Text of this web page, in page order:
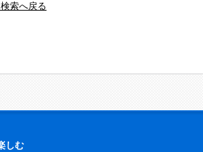
索へ戻る
しむ